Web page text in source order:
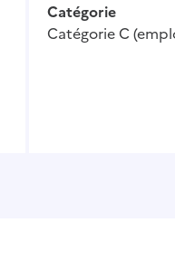
Catégorie
Catégorie C